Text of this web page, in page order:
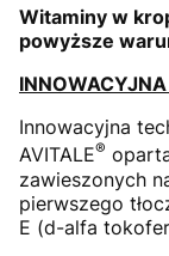
Witaminy w
powyższe
Innowacyjna
AVITALE®
zawieszonych
pierwszego
E (d-alfa